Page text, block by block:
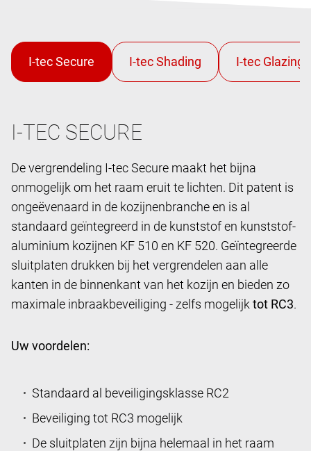
I-TEC SECURE
De vergrendeling I-tec Secure maakt het bijna
onmogelijk om het raam eruit te lichten. Dit patent is
ongeëvenaard in de kozijnenbranche en is al
standaard geïntegreerd in de kunststof en kunststof-
aluminium kozijnen KF 510 en KF 520. Geïntegreerde
sluitplaten drukken bij het vergrendelen aan alle
kanten in de binnenkant van het kozijn en bieden zo
maximale inbraakbeveiliging - zelfs mogelijk tot RC3.
Uw voordelen:
Standaard al beveiligingsklasse RC2
Beveiliging tot RC3 mogelijk
De sluitplaten zijn bijna helemaal in het raam